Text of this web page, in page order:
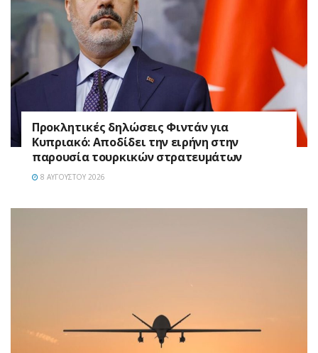
Προκλητικές δηλώσεις Φιντάν για
Κυπριακό: Αποδίδει την ειρήνη στην
παρουσία τουρκικών στρατευμάτων
8 ΑΥΓΟΎΣΤΟΥ 2026